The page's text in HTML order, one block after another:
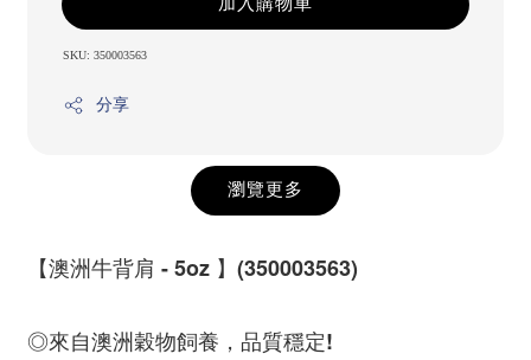
SKU: 350003563
分享
瀏覽更多
【澳洲牛背肩 - 5oz 】(350003563)
◎來自澳洲穀物飼養，品質穩定!